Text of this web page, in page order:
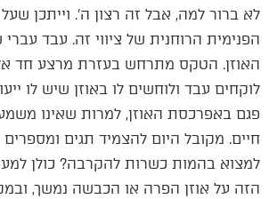
לא ברור למה, אבל זה רצון ה'. וייתכן
הפנימית הרוחנית של ציווי זה. עבד
האוזן. הטקס מתרחש בעזרת מרצע חד אל
לוקחים עבד ולוחשים לו באוזן שיש לו
פגם באפרכסת האוזן, למרות שאינו
חיים. מקובל היום להצמיד תגים
למצוא בהמות כשרות להקרבה? כולן
הזה על אוזן הפרה או הכבשה נמשך,